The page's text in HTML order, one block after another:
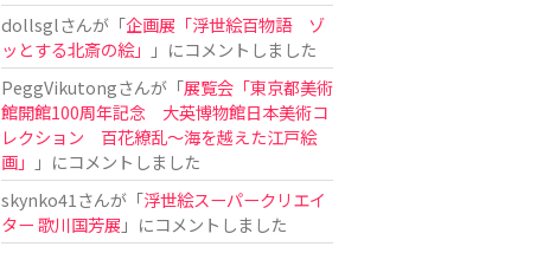
dollsglさんが「企画展「浮世絵百物語 ゾ
ッとする北斎の絵」
」にコメントしました
PeggVikutongさんが「展覧会「東京都美術
館開館100周年記念 大英博物館日本美術コ
レクション 百花繚乱〜海を越えた江戸絵
画」
」にコメントしました
skynko41 さんが「浮世絵スーパークリエイ
ター 歌川国芳展 」にコメントしました